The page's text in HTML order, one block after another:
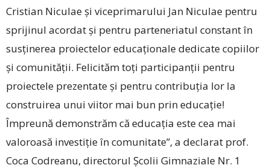
Cristian Niculae și viceprimarului Jan Niculae pentru
sprijinul acordat și pentru parteneriatul constant în
susținerea proiectelor educaționale dedicate copiilor
și comunității. Felicităm toți participanții pentru
proiectele prezentate și pentru contribuția lor la
construirea unui viitor mai bun prin educație!
Împreună demonstrăm că educația este cea mai
valoroasă investiție în comunitate”, a declarat prof.
Coca Codreanu, directorul Școlii Gimnaziale Nr. 1